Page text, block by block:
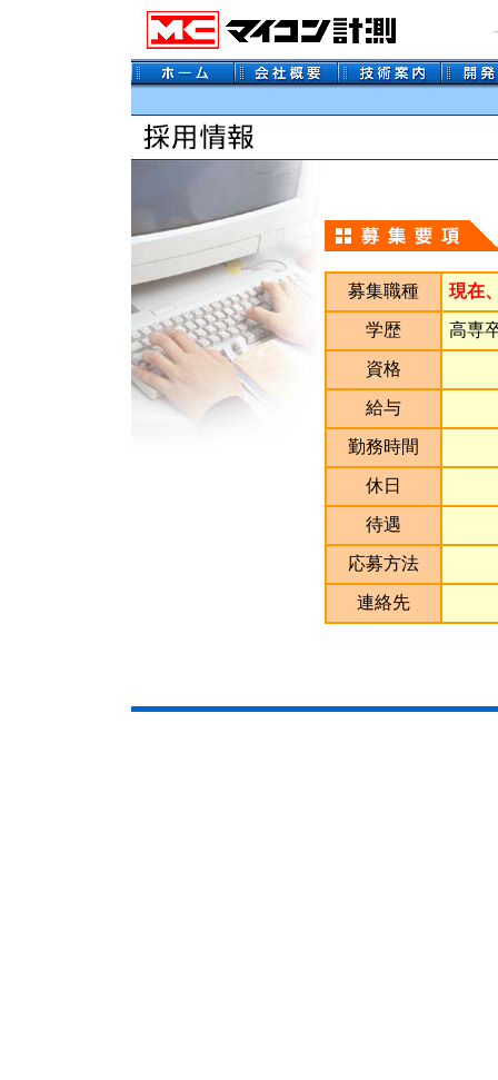
募集職種 現在
学歴 高専
資格
給与
勤務時間
休日
待遇
応募方法
連絡先